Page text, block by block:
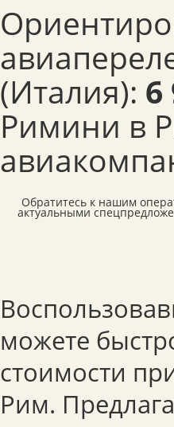
(Италия): 6
Римини в
Обратитесь к нашим
актуальными
можете
стоимости
Рим.